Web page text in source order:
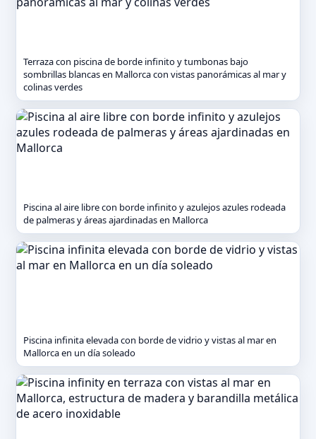
Terraza con piscina de borde infinito y tumbonas bajo
sombrillas blancas en Mallorca con vistas panorámicas al mar y
colinas verdes
Piscina al aire libre con borde infinito y azulejos azules rodeada
de palmeras y áreas ajardinadas en Mallorca
Piscina infinita elevada con borde de vidrio y vistas al mar en
Mallorca en un día soleado